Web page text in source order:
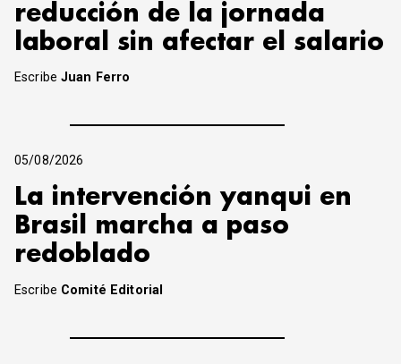
reducción de la jornada
laboral sin afectar el salario
EscribeJuan Ferro
05/08/2026
La intervención yanqui en
Brasil marcha a paso
redoblado
Escribe Comité Editorial